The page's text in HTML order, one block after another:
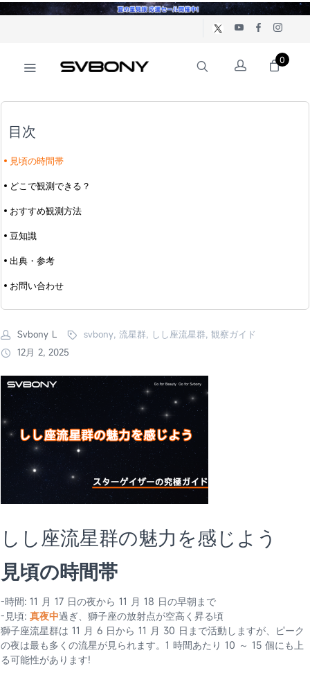
0
目次
見頃の時間帯
どこで観測できる？
おすすめ観測方法
豆知識
出典・参考
お問い合わせ
Svbony L
svbony, 流星群, しし座流星群, 観察ガイド
12月 2, 2025
しし座流星群の魅力を感じよう
見頃の時間帯
-時間: 11 月 17 日の夜から 11 月 18 日の早朝まで
-見頃: 真夜中過ぎ、獅子座の放射点が空高く昇る頃
獅子座流星群は 11 月 6 日から 11 月 30 日まで活動しますが、ピーク
の夜は最も多くの流星が見られます。1 時間あたり 10 ～ 15 個にも上
る可能性があります!